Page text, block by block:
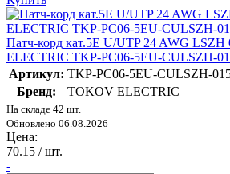
Патч-корд кат.5E U/UTP 24 AWG
ELECTRIC TKP-PC06-5EU-CULSZH-
Артикул: TKP-PC06-5EU-CULSZH-
Бренд:
TOKOV ELECTRIC
На складе 42 шт.
Обновлено 06.08.2026
Цена:
70.15 / шт.
-